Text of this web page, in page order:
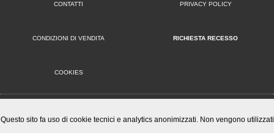
CONTATTI PRIVACY POLICY
CONDIZIONI DI VENDITA RICHIESTA RECESSO
COOKIES
Questo sito fa uso di cookie tecnici e analytics anonimizzati. Non vengono utilizzati